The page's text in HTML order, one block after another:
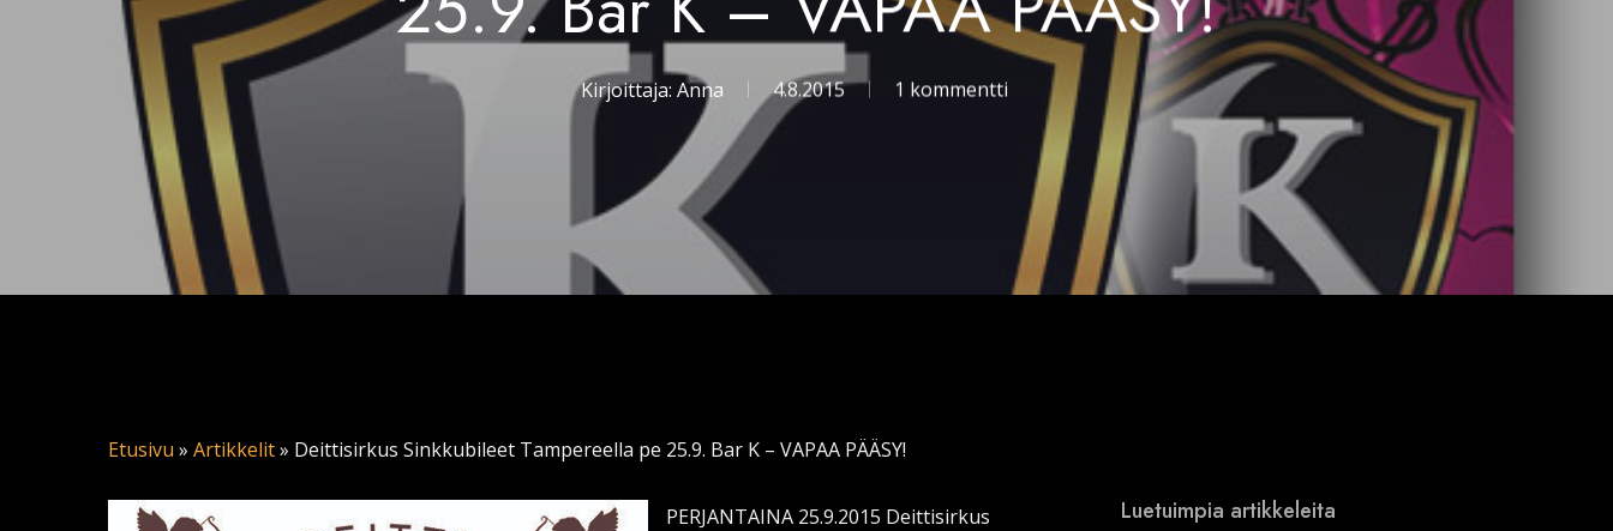
Kirjoittaja: Anna 4.8.2015 1 kommentti
Etusivu » Artikkelit» Deittisirkus Sinkkubileet Tampereella pe 25.9. Bar K – VAPAA PÄÄSY!
PERJANTAINA 25.9.2015 Deittisirkus
Luetuimpia artikkeleita